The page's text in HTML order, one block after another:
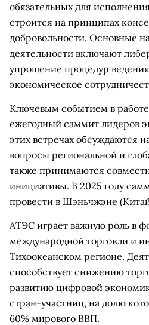
обязательных для
строится на принципах
добровольности. Основные
деятельности включают
упрощение процедур
экономическое
Ключевым событием в
ежегодный саммит лидеров
этих встречах обсуждаются
вопросы региональной и
также принимаются
инициативы. В 2025 году
провести в Шэньчжэне
АТЭС играет важную роль в
международной торговли и
Тихоокеанском регионе.
способствует снижению
развитию цифровой
стран-участниц, на долю
60% мирового ВВП.